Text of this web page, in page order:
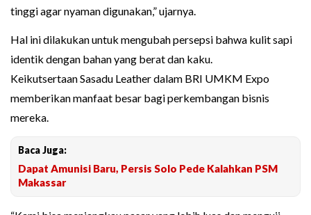
tinggi agar nyaman digunakan,” ujarnya.
Hal ini dilakukan untuk mengubah persepsi bahwa kulit sapi
identik dengan bahan yang berat dan kaku.
Keikutsertaan Sasadu Leather dalam BRI UMKM Expo
memberikan manfaat besar bagi perkembangan bisnis
mereka.
Baca Juga:
Dapat Amunisi Baru, Persis Solo Pede Kalahkan PSM
Makassar